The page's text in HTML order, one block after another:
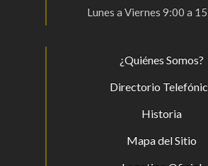
Lunes a Viernes 9:00 a
¿Quiénes Somos?
Directorio
Historia
Mapa del Sitio